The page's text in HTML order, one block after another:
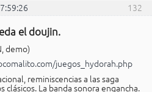
132
el doujin.
demo)
juegos_hydorah.php
reminiscencias a las saga
clásicos. La banda sonora engancha.